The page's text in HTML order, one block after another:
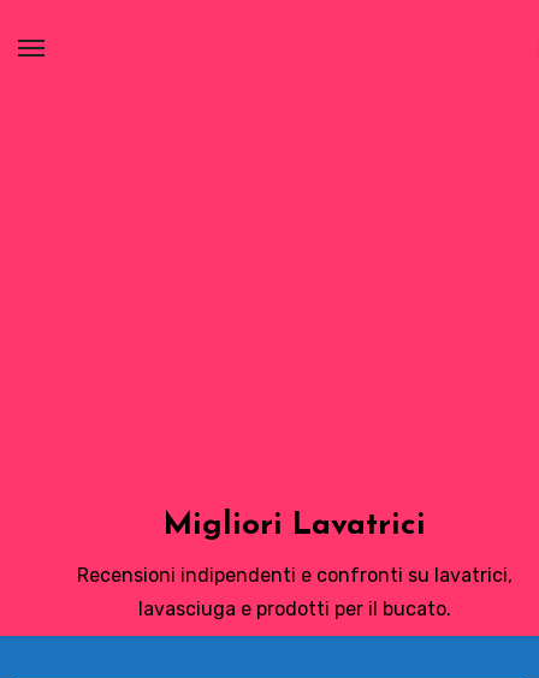
Migliori Lavatrici
Recensioni indipendenti e confronti su lavatrici,
lavasciuga e prodotti per il bucato.